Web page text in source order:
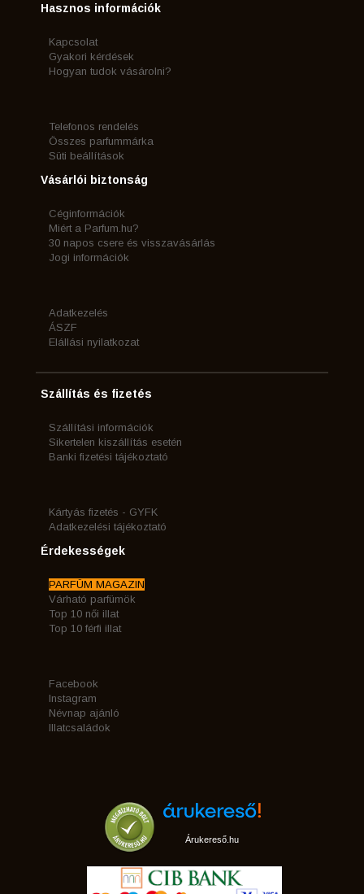
Hasznos információk
Kapcsolat
Gyakori kérdések
Hogyan tudok vásárolni?
Telefonos rendelés
Összes parfummárka
Süti beállítások
Vásárlói biztonság
Céginformációk
Miért a Parfum.hu?
30 napos csere és visszavásárlás
Jogi információk
Adatkezelés
ÁSZF
Elállási nyilatkozat
Szállítás és fizetés
Szállítási információk
Sikertelen kiszállítás esetén
Banki fizetési tájékoztató
Kártyás fizetés - GYFK
Adatkezelési tájékoztató
Érdekességek
PARFÜM MAGAZIN
Várható parfümök
Top 10 női illat
Top 10 férfi illat
Facebook
Instagram
Névnap ajánló
Illatcsaládok
Árukereső.hu